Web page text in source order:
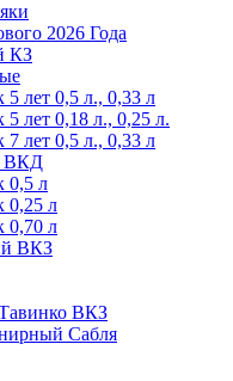
2026 Года
КЗ
5 лет 0,5 л., 0,33 л
5 лет 0,18 л., 0,25 л.
7 лет 0,5 л., 0,33 л
ВКД
0,5 л
0,25 л
0,70 л
ВКЗ
ВКЗ
Сабля